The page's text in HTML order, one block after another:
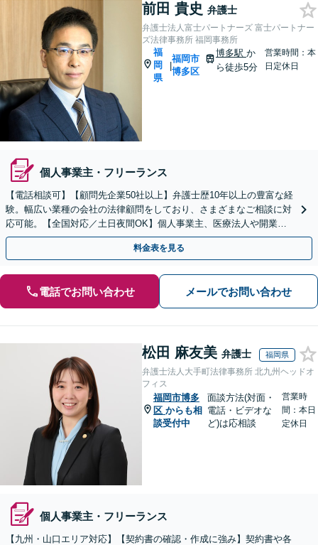
前田 貴史 弁護士
弁護士法人富士パートナーズ 富士パートナー
ズ法律事務所 福岡事務所
福
岡
県
|
福岡市
博多区
博多駅 か
ら徒歩5分
営業時間：本
日定休日
個人事業主・フリーランス
【電話相談可】【顧問先企業50社以上】弁護士歴10年以上の豊富な経
験。幅広い業種の会社の法律顧問をしており、さまざまなご相談に対
応可能。【全国対応／土日夜間OK】個人事業主、医療法人や開業医
の先生、税理士の先生からのご相談も【烏丸御池6分】
料金表を見る
電話でお問い合わせ メールでお問い合わせ
松田 麻友美 弁護士 福岡県
弁護士法人大手町法律事務所 北九州ヘッドオ
フィス
福岡市博多
区 からも相
談受付中
面談方法(対面・
電話・ビデオな
ど)は応相談
営業時
間：本日
定休日
個人事業主・フリーランス
【九州・山口エリア対応】【契約書の確認・作成に強み】契約書や各